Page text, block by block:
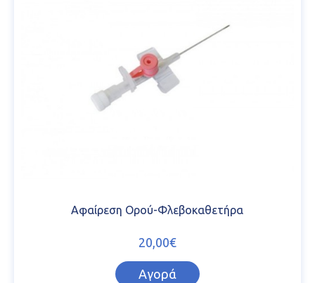
Αφαίρεση Ορού-Φλεβοκαθετήρα
20,00€
Αγορά